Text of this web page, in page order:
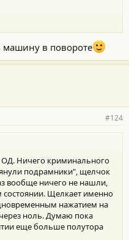
машину в повороте
#124
ОД. Ничего криминального
подрамники", щелчок
вообще ничего не нашли,
Щелкает именно
нажатием на
ноль. Думаю пока
еще больше полутора